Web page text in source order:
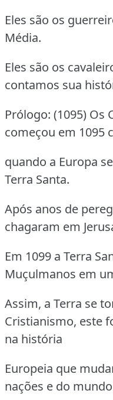
Eles são os
Média.
Eles são os
contamos sua
Prólogo: (1095) Os
começou em 1095
quando a Europa
Terra Santa.
Após anos de
chagaram em
Em 1099 a Terra
Muçulmanos em
Assim, a Terra se
Cristianismo, este
na história
Europeia que
nações e do